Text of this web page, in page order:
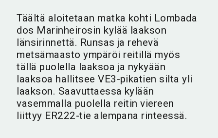
Täältä aloitetaan matka kohti Lombada
dos Marinheirosin kylää laakson
länsirinnettä. Runsas ja rehevä
metsämaasto ympäröi reitillä myös
tällä puolella laaksoa ja nykyään
laaksoa hallitsee VE3-pikatien silta yli
laakson. Saavuttaessa kylään
vasemmalla puolella reitin viereen
liittyy ER222-tie alempana rinteessä.